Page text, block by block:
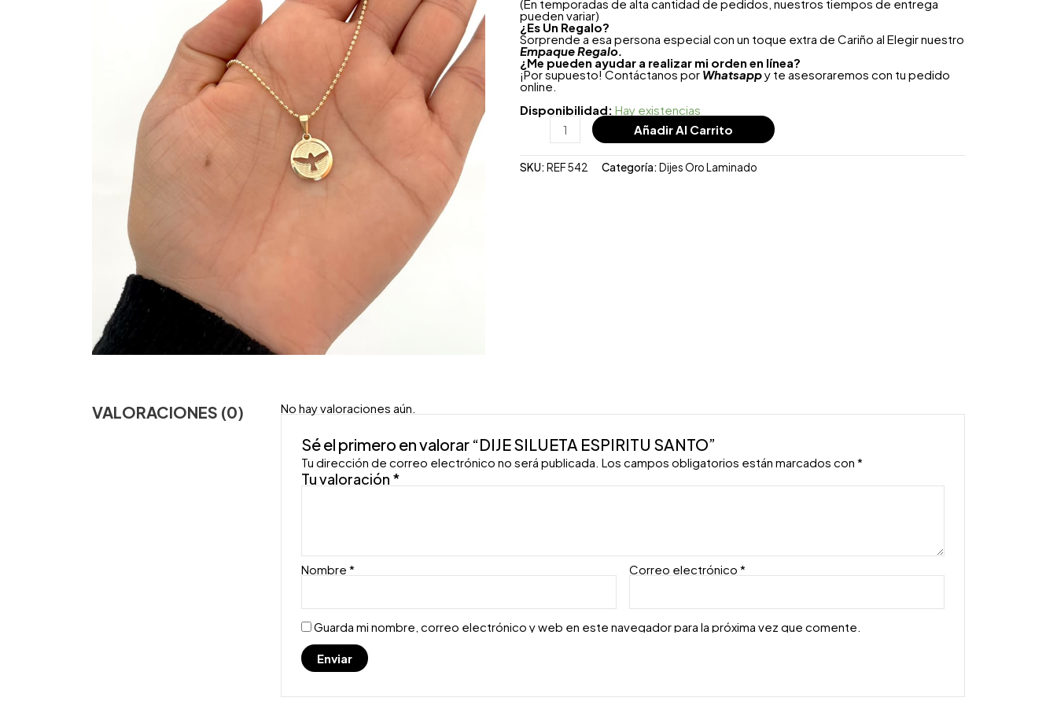
(En temporadas de alta cantidad de pedidos, nuestros tiempos de entrega
pueden variar)
¿ Es Un Regalo?
Sorprende a esa persona especial con un toque extra de Cariño al Elegir nuestro
Empaque Regalo.
¿Me pueden ayudar a realizar mi orden en línea?
¡Por supuesto! Contáctanos por Whatsappy te asesoraremos con tu pedido
online.
Disponibilidad: Hay existencias
Añadir Al Carrito
SKU: REF 542 Categoría: Dijes Oro Laminado
VALORACIONES (0) No hay valoraciones aún.
Sé el primero en valorar “DIJE SILUETA ESPIRITU SANTO”
Tu dirección de correo electrónico no será publicada. Los campos obligatorios están marcados con*
Tu valoración *
Nombre* Correo electrónico*
Guarda mi nombre, correo electrónico y web en este navegador para la próxima vez que comente.